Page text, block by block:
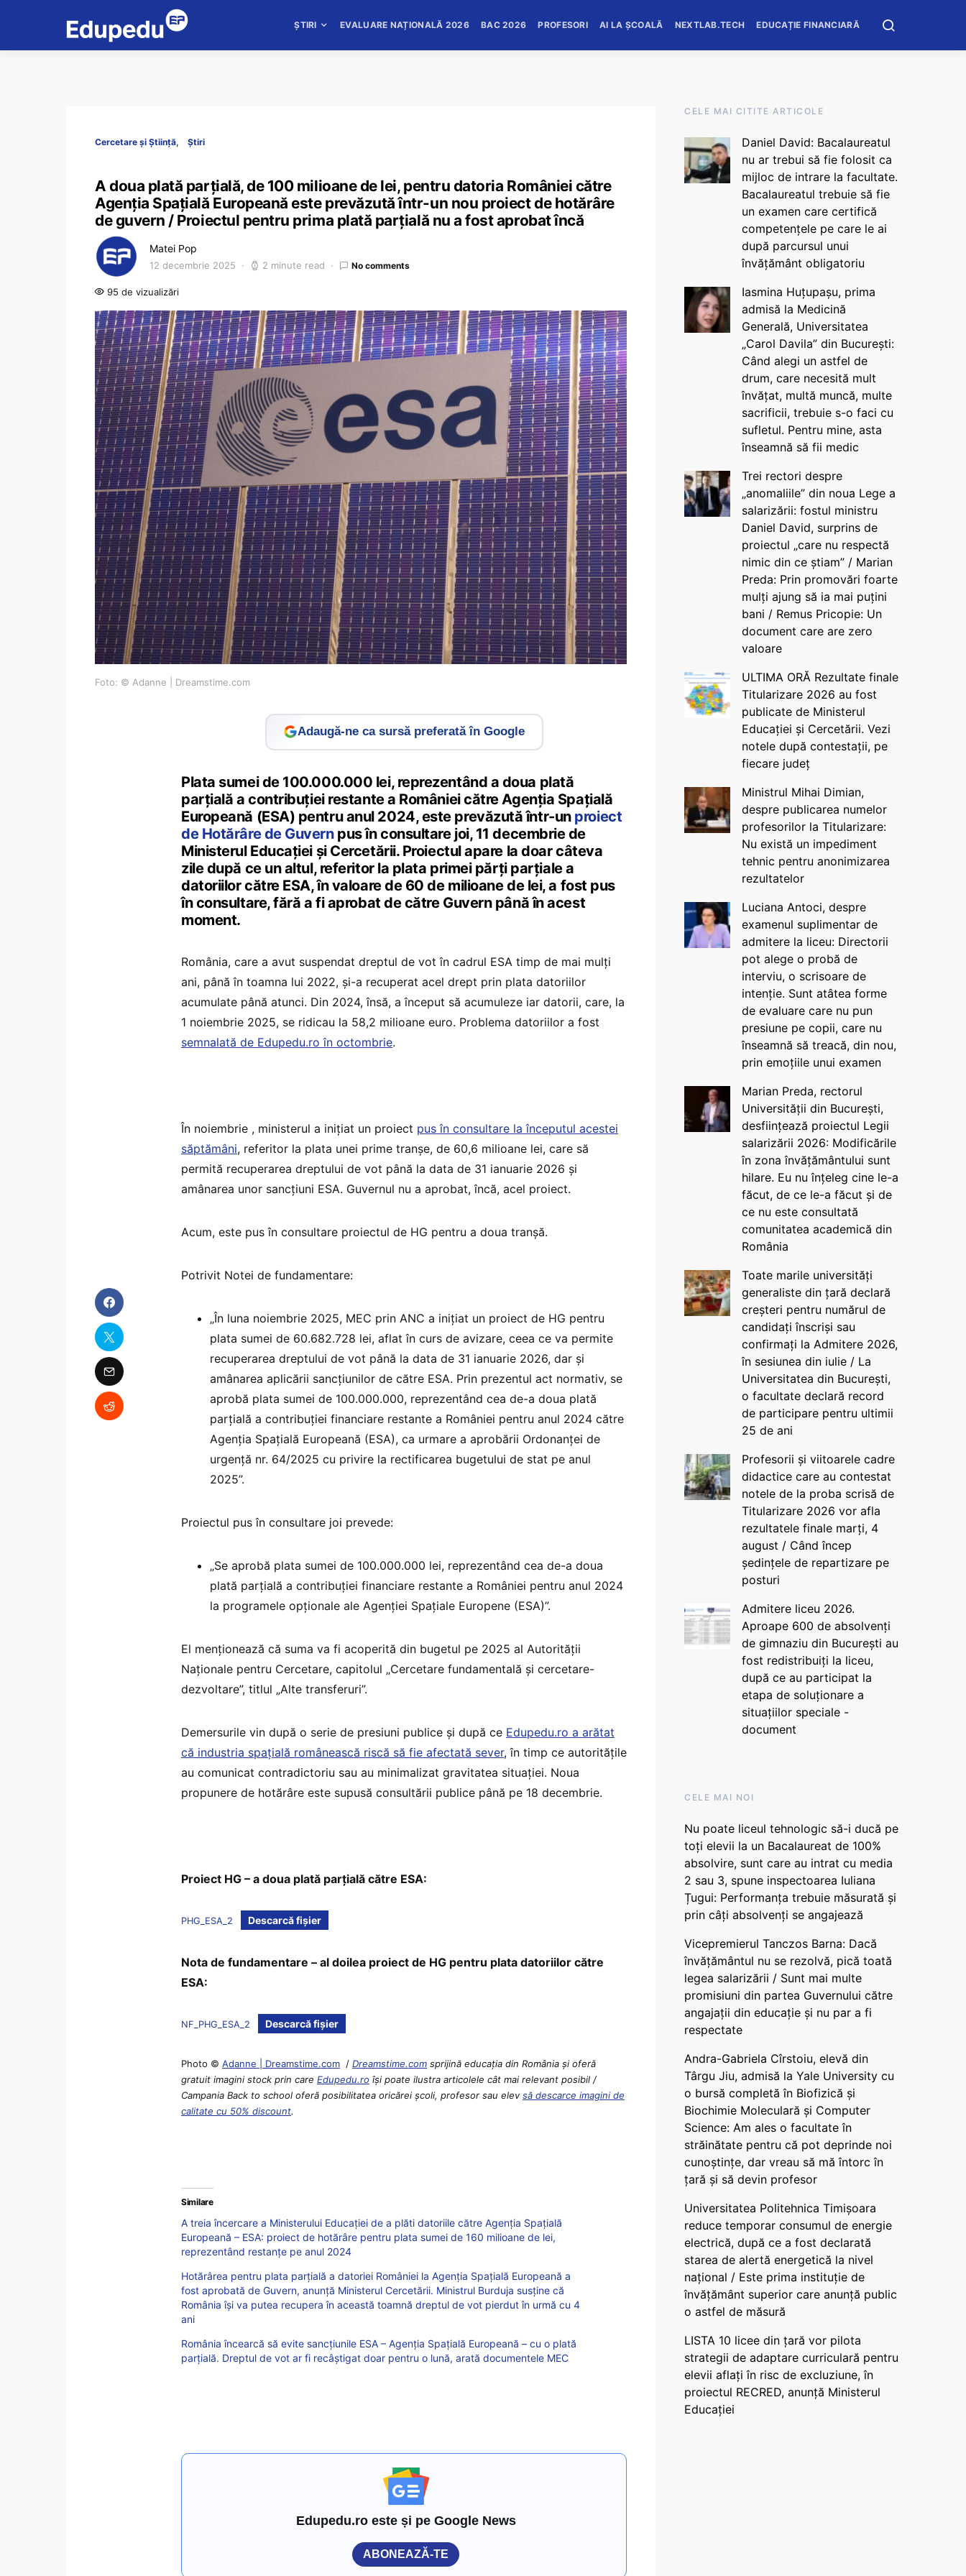
ȘTIRI EVALUARE NAȚIONALĂ 2026 BAC 2026 PROFESORI AI LA ȘCOALĂ NEXTLAB.TECH EDUCAȚIE FINANCIARĂ
Cercetare și Știință Știri
A doua plată parțială, de 100 milioane de lei, pentru datoria României către
Agenția Spațială Europeană este prevăzută într-un nou proiect de hotărâre
de guvern / Proiectul pentru prima plată parțială nu a fost aprobat încă
Matei Pop
12 decembrie 2025 2 minute read No comments
95 de vizualizări
Foto: © Adanne | Dreamstime.com
Adaugă-ne ca sursă preferată în Google
Plata sumei de 100.000.000 lei, reprezentând a doua plată
parțială a contribuției restante a României către Agenția Spațială
Europeană (ESA) pentru anul 2024, este prevăzută într-un proiect
de Hotărâre de Guvernpus în consultare joi, 11 decembrie de
Ministerul Educației și Cercetării. Proiectul apare la doar câteva
zile după ce un altul, referitor la plata primei părți parțiale a
datoriilor către ESA, în valoare de 60 de milioane de lei, a fost pus
în consultare, fără a fi aprobat de către Guvern până în acest
moment.
România, care a avut suspendat dreptul de vot în cadrul ESA timp de mai mulți
ani, până în toamna lui 2022, și-a recuperat acel drept prin plata datoriilor
acumulate până atunci. Din 2024, însă, a început să acumuleze iar datorii, care, la
1 noiembrie 2025, se ridicau la 58,2 milioane euro. Problema datoriilor a fost
semnalată de Edupedu.ro în octombrie.
În noiembrie , ministerul a inițiat un proiect pus în consultare la începutul acestei
săptămâni, referitor la plata unei prime tranșe, de 60,6 milioane lei, care să
permită recuperarea dreptului de vot până la data de 31 ianuarie 2026 și
amânarea unor sancțiuni ESA. Guvernul nu a aprobat, încă, acel proiect.
Acum, este pus în consultare proiectul de HG pentru a doua tranșă.
Potrivit Notei de fundamentare:
„În luna noiembrie 2025, MEC prin ANC a inițiat un proiect de HG pentru
plata sumei de 60.682.728 lei, aflat în curs de avizare, ceea ce va permite
recuperarea dreptului de vot până la data de 31 ianuarie 2026, dar și
amânarea aplicării sancțiunilor de către ESA. Prin prezentul act normativ, se
aprobă plata sumei de 100.000.000, reprezentând cea de-a doua plată
parțială a contribuției financiare restante a României pentru anul 2024 către
Agenția Spațială Europeană (ESA), ca urmare a aprobării Ordonanţei de
urgenţă nr. 64/2025 cu privire la rectificarea bugetului de stat pe anul
2025”.
Proiectul pus în consultare joi prevede:
„Se aprobă plata sumei de 100.000.000 lei, reprezentând cea de-a doua
plată parțială a contribuției financiare restante a României pentru anul 2024
la programele opționale ale Agenției Spațiale Europene (ESA)”.
El menționează că suma va fi acoperită din bugetul pe 2025 al Autorității
Naționale pentru Cercetare, capitolul „Cercetare fundamentală și cercetare-
dezvoltare”, titlul „Alte transferuri”.
Demersurile vin după o serie de presiuni publice și după ce Edupedu.ro a arătat
că industria spațială românească riscă să fie afectată sever, în timp ce autoritățile
au comunicat contradictoriu sau au minimalizat gravitatea situației. Noua
propunere de hotărâre este supusă consultării publice până pe 18 decembrie.
Proiect HG – a doua plată parțială către ESA:
PHG_ESA_2 Descarcă fișier
Nota de fundamentare – al doilea proiect de HG pentru plata datoriilor către
ESA:
NF_PHG_ESA_2 Descarcă fișier
Photo © Adanne | Dreamstime.com / Dreamstime.com sprijină educaţia din România şi oferă
gratuit imagini stock prin care Edupedu.ro îşi poate ilustra articolele cât mai relevant posibil /
Campania Back to school oferă posibilitatea oricărei școli, profesor sau elevsă descarce imagini de
calitate cu 50% discount.
Similare
A treia încercare a Ministerului Educației de a plăti datoriile către Agenția Spațială
Europeană – ESA: proiect de hotărâre pentru plata sumei de 160 milioane de lei,
reprezentând restanțe pe anul 2024
Hotărârea pentru plata parțială a datoriei României la Agenția Spațială Europeană a
fost aprobată de Guvern, anunță Ministerul Cercetării. Ministrul Burduja susține că
România își va putea recupera în această toamnă dreptul de vot pierdut în urmă cu 4
ani
România încearcă să evite sancțiunile ESA – Agenția Spațială Europeană – cu o plată
parțială. Dreptul de vot ar fi recâștigat doar pentru o lună, arată documentele MEC
Edupedu.ro este și pe Google News
ABONEAZĂ-TE
CELE MAI CITITE ARTICOLE
Daniel David: Bacalaureatul
nu ar trebui să fie folosit ca
mijloc de intrare la facultate.
Bacalaureatul trebuie să fie
un examen care certifică
competențele pe care le ai
după parcursul unui
învățământ obligatoriu
Iasmina Huțupașu, prima
admisă la Medicină
Generală, Universitatea
„Carol Davila” din București:
Când alegi un astfel de
drum, care necesită mult
învățat, multă muncă, multe
sacrificii, trebuie s-o faci cu
sufletul. Pentru mine, asta
înseamnă să fii medic
Trei rectori despre
„anomaliile” din noua Lege a
salarizării: fostul ministru
Daniel David, surprins de
proiectul „care nu respectă
nimic din ce știam” / Marian
Preda: Prin promovări foarte
mulți ajung să ia mai puțini
bani / Remus Pricopie: Un
document care are zero
valoare
ULTIMA ORĂ Rezultate finale
Titularizare 2026 au fost
publicate de Ministerul
Educației și Cercetării. Vezi
notele după contestații, pe
fiecare județ
Ministrul Mihai Dimian,
despre publicarea numelor
profesorilor la Titularizare:
Nu există un impediment
tehnic pentru anonimizarea
rezultatelor
Luciana Antoci, despre
examenul suplimentar de
admitere la liceu: Directorii
pot alege o probă de
interviu, o scrisoare de
intenție. Sunt atâtea forme
de evaluare care nu pun
presiune pe copii, care nu
înseamnă să treacă, din nou,
prin emoțiile unui examen
Marian Preda, rectorul
Universității din București,
desființează proiectul Legii
salarizării 2026: Modificările
în zona învățământului sunt
hilare. Eu nu înțeleg cine le-a
făcut, de ce le-a făcut și de
ce nu este consultată
comunitatea academică din
România
Toate marile universități
generaliste din țară declară
creșteri pentru numărul de
candidați înscriși sau
confirmați la Admitere 2026,
în sesiunea din iulie / La
Universitatea din București,
o facultate declară record
de participare pentru ultimii
25 de ani
Profesorii și viitoarele cadre
didactice care au contestat
notele de la proba scrisă de
Titularizare 2026 vor afla
rezultatele finale marți, 4
august / Când încep
ședințele de repartizare pe
posturi
Admitere liceu 2026.
Aproape 600 de absolvenți
de gimnaziu din București au
fost redistribuiți la liceu,
după ce au participat la
etapa de soluționare a
situațiilor speciale -
document
CELE MAI NOI
Nu poate liceul tehnologic să-i ducă pe
toți elevii la un Bacalaureat de 100%
absolvire, sunt care au intrat cu media
2 sau 3, spune inspectoarea Iuliana
Țugui: Performanța trebuie măsurată și
prin câți absolvenți se angajează
Vicepremierul Tanczos Barna: Dacă
învățământul nu se rezolvă, pică toată
legea salarizării / Sunt mai multe
promisiuni din partea Guvernului către
angajații din educație și nu par a fi
respectate
Andra-Gabriela Cîrstoiu, elevă din
Târgu Jiu, admisă la Yale University cu
o bursă completă în Biofizică și
Biochimie Moleculară și Computer
Science: Am ales o facultate în
străinătate pentru că pot deprinde noi
cunoștințe, dar vreau să mă întorc în
țară și să devin profesor
Universitatea Politehnica Timișoara
reduce temporar consumul de energie
electrică, după ce a fost declarată
starea de alertă energetică la nivel
național / Este prima instituție de
învățământ superior care anunță public
o astfel de măsură
LISTA 10 licee din țară vor pilota
strategii de adaptare curriculară pentru
elevii aflați în risc de excluziune, în
proiectul RECRED, anunță Ministerul
Educației